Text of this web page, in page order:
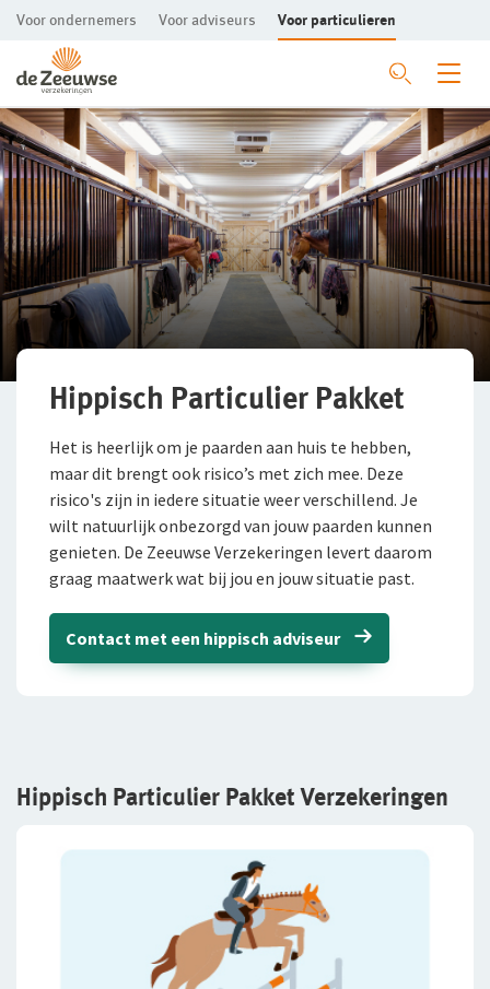
Voor ondernemers Voor adviseurs Voor particulieren
Mijn gezin en woning
Privé Pakket Online
Woonhuisverzekering
Inboedelverzekering
Aansprakelijkheidsverzekering
Gebouwenverzekering MSV
Rechtsbijstandverzekering
Ongevallenverzekering
Doorlopende Reisverzekering
Huwelijksdagverzekering
VvE Pakket
Ikzelf
Mijn vervoer
Privé Pakket Online
Autoverzekering
Caravanverzekering
Klassieke Autoverzekering
Motorverzekering
Landbouwmaterieelverzekering
Paardenvrachtautoverzekering
Hippisch
Hippisch Particulier
Paardenverzekering
Uitrustingsverzekering
Paardenvrachtautoverzekering
Schade melden
Schade melden
Informatie autoschade
Inloggen
Voor ondernemers
Voor adviseurs
Voor particulieren
Service en contact
Service en contact
Over De Zeeuwse
Ons beleid
Samenwerking met adviseurs
Werken bij De Zeeuwse
Hippisch Particulier Pakket
Het is heerlijk om je paarden aan huis te hebben,
maar dit brengt ook risico’s met zich mee. Deze
risico's zijn in iedere situatie weer verschillend. Je
wilt natuurlijk onbezorgd van jouw paarden kunnen
genieten. De Zeeuwse Verzekeringen levert daarom
graag maatwerk wat bij jou en jouw situatie past.
Contact met een hippisch adviseur
Hippisch Particulier Pakket Verzekeringen